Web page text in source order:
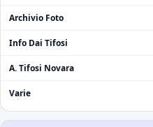
Archivio Foto
Info Dai Tifosi
A. Tifosi Novara
Varie